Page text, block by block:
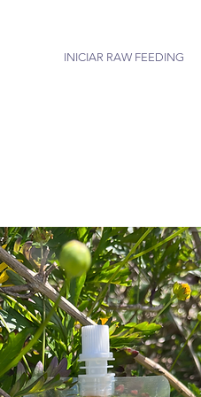
INICIAR RAW FEEDING